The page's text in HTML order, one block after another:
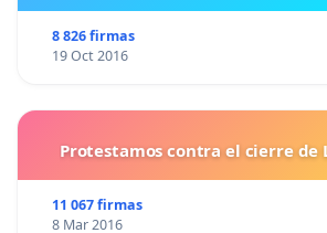
8 826 firmas
19 Oct 2016
Protestamos contra el cierre de
11 067 firmas
8 Mar 2016